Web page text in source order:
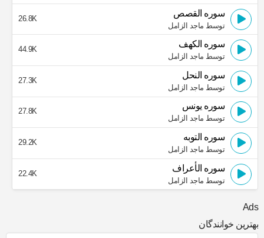
سوره القصص
توسط ماجد الزامل
26.8K
سوره الكهف
توسط ماجد الزامل
44.9K
سوره النحل
توسط ماجد الزامل
27.3K
سوره يونس
توسط ماجد الزامل
27.8K
سوره التوبه
توسط ماجد الزامل
29.2K
سوره الأعراف
توسط ماجد الزامل
22.4K
Ads
بهترین خوانندگان